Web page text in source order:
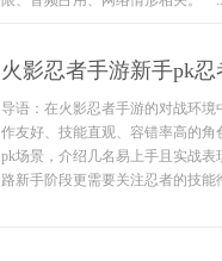
火影忍者手游新手pk
导语：在火影忍者手游的对战环
作友好、技能直观、容错率高的
pk场景，介绍几名易上手且实战
路新手阶段更需要关注忍者的技能